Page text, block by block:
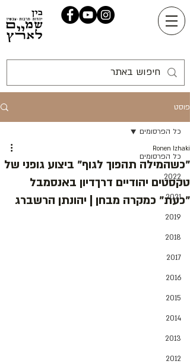
פוסט
כל הפרסומים
2022
2021
2019
2018
2017
2016
2015
2014
2013
2012
כל הפרסומים
״כשהמילה תהפוך לגוף״ ביצוע גופני של
טקסטים יהודיים דרךדיון באנסמבל
״כעת״ כמקרה מבחן | יהונתן הרשברג
Ronen Izhaki